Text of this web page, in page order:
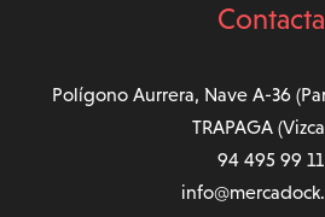
Contacta
Polígono Aurrera, Nave A-36
TRAPAGA
94 495 99 11